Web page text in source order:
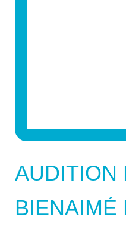
AUDITION
BIENAIMÉ